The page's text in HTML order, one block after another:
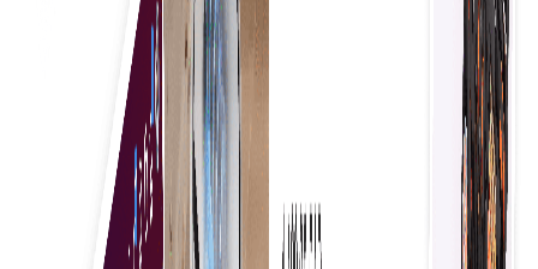
نشاندہی کرتا ہے، اور پائیدار ترقی کے لیے حکمتِ عملی پر مبنی
فیصلہ سازی کو فروغ دیتا ہے۔
مستقل کاروباری قواعد
آسانی سے اپنی تنظیم کے لیے خریداری کے قواعد نافذ کریں۔
یہ فیصلہ سازی میں یکسانیت کو یقینی بناتا ہے، تعمیل